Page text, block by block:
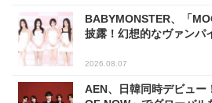
BABYMONSTER、「
披露！幻想的なヴァンパ
2026.08.07
AEN、日韓同時デビュー